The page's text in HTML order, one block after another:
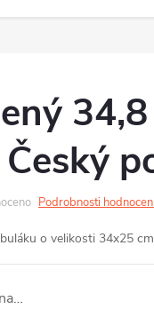
Podrobnosti
o velikosti 34x25